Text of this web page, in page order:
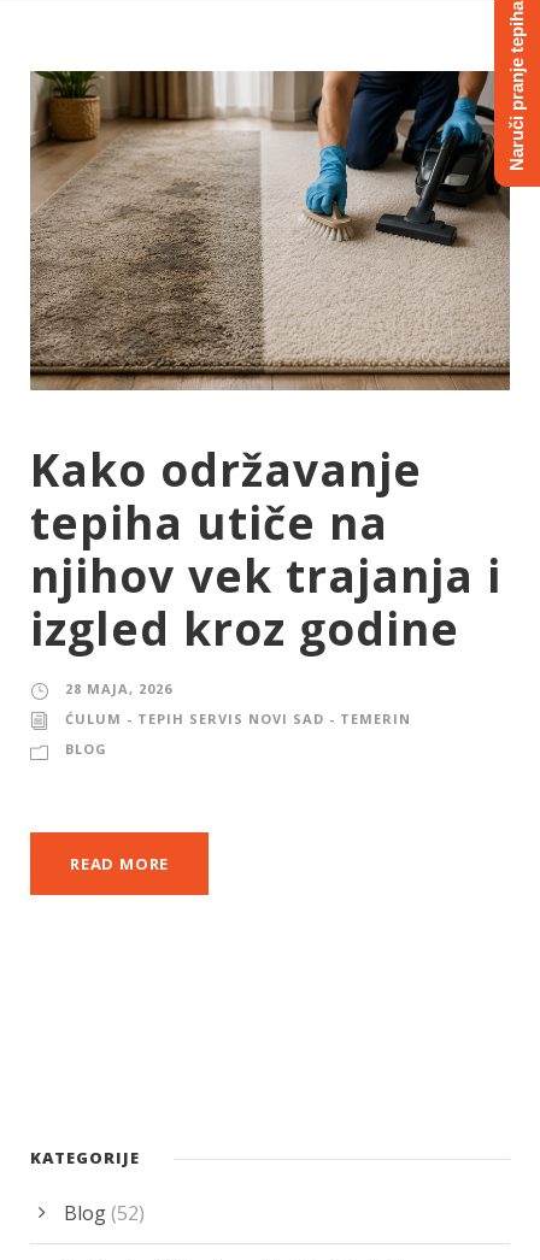
Kako održavanje
tepiha utiče na
njihov vek trajanja i
izgled kroz godine
28 MAJA, 2026
ĆULUM - TEPIH SERVIS NOVI SAD - TEMERIN
BLOG
READ MORE
KATEGORIJE
Blog(52)
Naruči pranje tepiha